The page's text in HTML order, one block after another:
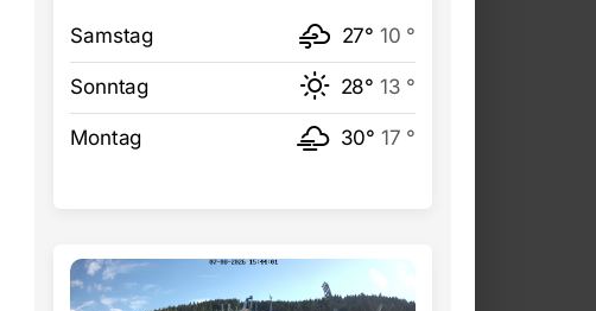
Samstag 27° 10 °
Sonntag 28° 13 °
Montag 30° 17 °